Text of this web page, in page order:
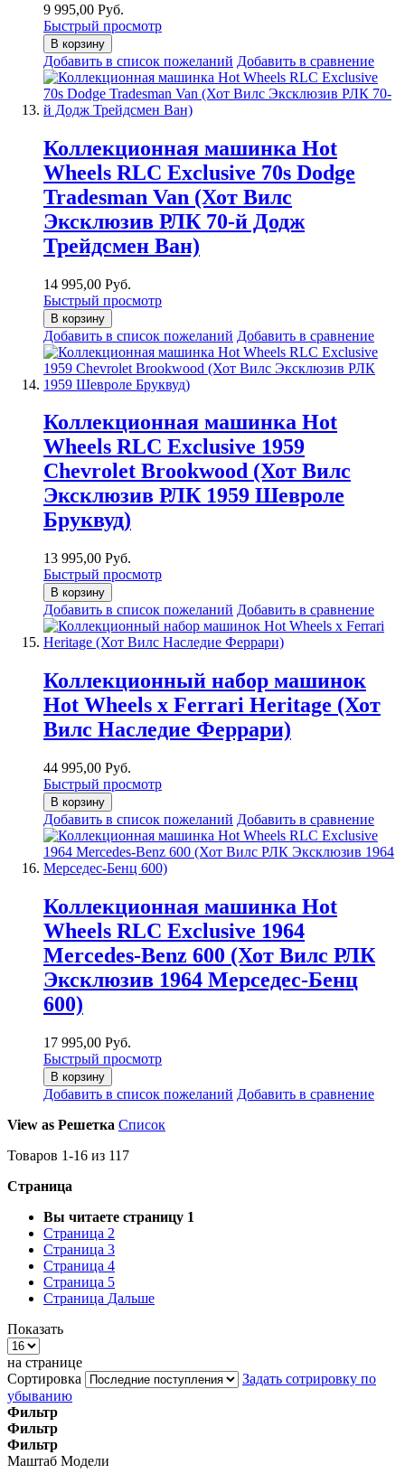
9 995,00 Руб.
Быстрый просмотр
В корзину
Добавить в список пожеланий Добавить в сравнение
Коллекционная машинка Hot
Wheels RLC Exclusive 70s Dodge
Tradesman Van (Хот Вилс
Эксклюзив РЛК 70-й Додж
Трейдсмен Ван)
14 995,00 Руб.
Быстрый просмотр
В корзину
Добавить в список пожеланий Добавить в сравнение
Коллекционная машинка Hot
Wheels RLC Exclusive 1959
Chevrolet Brookwood (Хот Вилс
Эксклюзив РЛК 1959 Шевроле
Бруквуд)
13 995,00 Руб.
Быстрый просмотр
В корзину
Добавить в список пожеланий Добавить в сравнение
Коллекционный набор машинок
Hot Wheels x Ferrari Heritage (Хот
Вилс Наследие Феррари)
44 995,00 Руб.
Быстрый просмотр
В корзину
Добавить в список пожеланий Добавить в сравнение
Коллекционная машинка Hot
Wheels RLC Exclusive 1964
Mercedes-Benz 600 (Хот Вилс РЛК
Эксклюзив 1964 Мерседес-Бенц
600)
17 995,00 Руб.
Быстрый просмотр
В корзину
Добавить в список пожеланий Добавить в сравнение
View as Решетка Список
Товаров 1-16 из 117
Страница
Вы читаете страницу 1
Страница 2
Страница 3
Страница 4
Страница 5
Страница Дальше
Показать
на странице
Сортировка
Задать сотрировку по
убыванию
Фильтр
Фильтр
Фильтр
Маштаб Модели